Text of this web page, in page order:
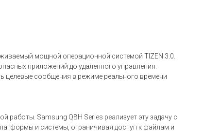
мощной операционной системой TIZEN 3.0.
приложений до удаленного управления.
целевые сообщения в режиме реального времени
работы. Samsung QBH Series реализует эту задачу с
и системы, ограничивая доступ к файлам и